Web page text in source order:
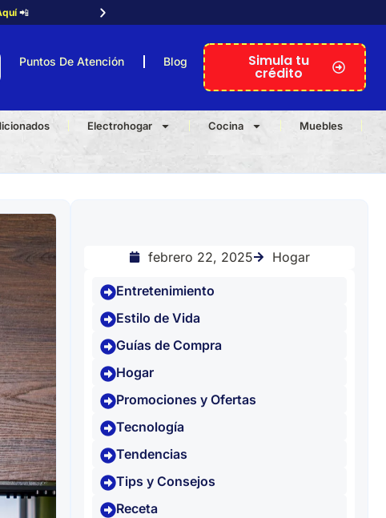
📲
Puntos De Atención Blog Simula tu
crédito
Electrohogar Cocina Muebles
febrero 22, 2025 Hogar
Entretenimiento
Estilo de Vida
Guías de Compra
Hogar
Promociones y Ofertas
Tecnología
Tendencias
Tips y Consejos
Receta